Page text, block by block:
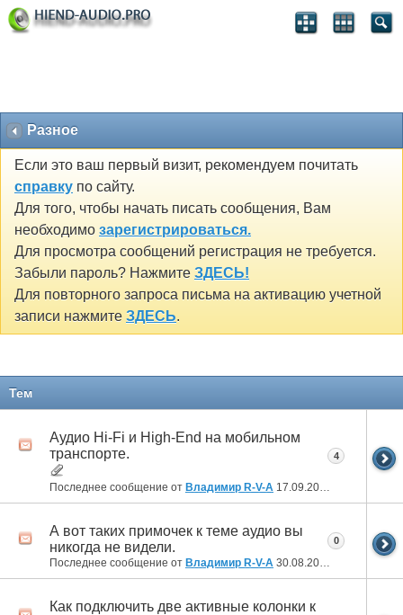
Разное
Если это ваш первый визит, рекомендуем почитать
справку по сайту.
Для того, чтобы начать писать сообщения, Вам
необходимо зарегистрироваться.
Для просмотра сообщений регистрация не требуется.
Забыли пароль? Нажмите ЗДЕСЬ!
Для повторного запроса письма на активацию учетной
записи нажмите ЗДЕСЬ.
Тем
Аудио Hi-Fi и High-End на мобильном
транспорте.
Последнее сообщение от Владимир R-V-A 17.09.2024
4
А вот таких примочек к теме аудио вы
никогда не видели.
Последнее сообщение от Владимир R-V-A 30.08.2024
0
Как подключить две активные колонки к